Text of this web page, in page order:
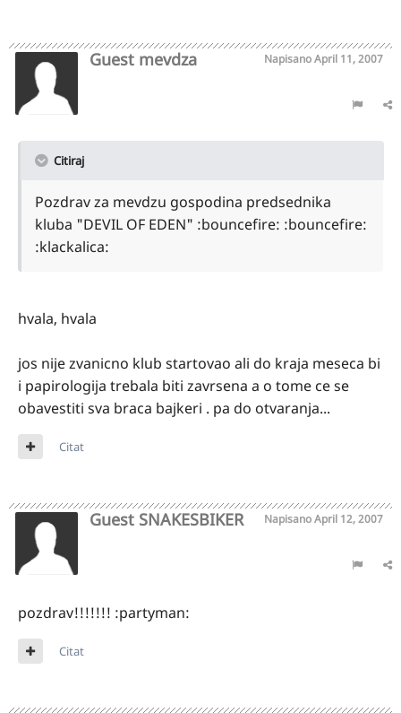
Guest mevdza NapisanoApril 11, 2007
Citiraj
Pozdrav za mevdzu gospodina predsednika
kluba "DEVIL OF EDEN" :bouncefire: :bouncefire:
:klackalica:
hvala, hvala
jos nije zvanicno klub startovao ali do kraja meseca bi
i papirologija trebala biti zavrsena a o tome ce se
obavestiti sva braca bajkeri . pa do otvaranja...
Citat
Guest SNAKESBIKER NapisanoApril 12, 2007
pozdrav!!!!!!! :partyman:
Citat